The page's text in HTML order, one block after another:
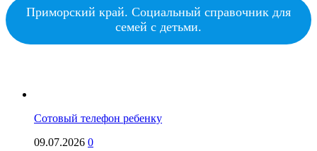
Приморский край. Социальный справочник для
семей с детьми.
Сотовый телефон ребенку
09.07.2026 0